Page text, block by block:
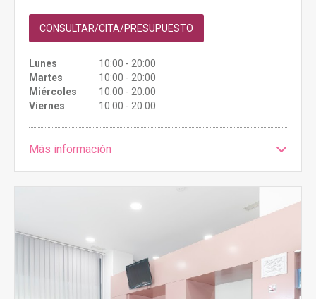
CONSULTAR/CITA/PRESUPUESTO
Lunes
10:00 - 20:00
Martes
10:00 - 20:00
Miércoles
10:00 - 20:00
Viernes
10:00 - 20:00
Más información